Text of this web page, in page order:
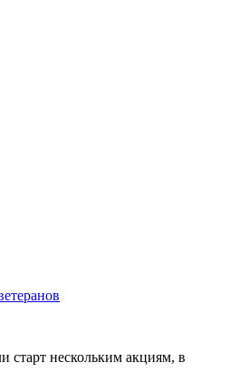
старт нескольким акциям, в